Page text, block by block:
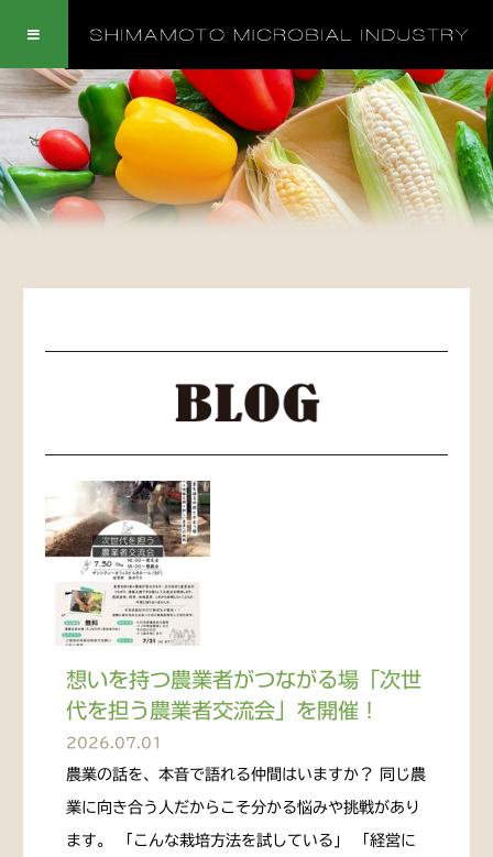
想いを持つ農業者がつながる場「次世
代を担う農業者交流会」を開催！
2026.07.01
農業の話を、本音で語れる仲間はいますか？ 同じ農
業に向き合う人だからこそ分かる悩みや挑戦があり
ます。 「こんな栽培方法を試している」 「経営に